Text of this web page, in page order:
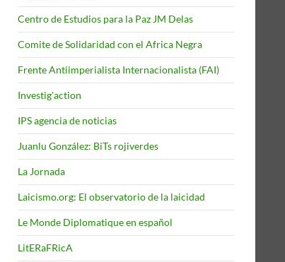
Centro de Estudios para la Paz JM Delas
Comite de Solidaridad con el Africa Negra
Frente Antiimperialista Internacionalista (FAI)
Investig'action
IPS agencia de noticias
Juanlu González: BiTs rojiverdes
La Jornada
Laicismo.org: El observatorio de la laicidad
Le Monde Diplomatique en español
LitERaFRicA